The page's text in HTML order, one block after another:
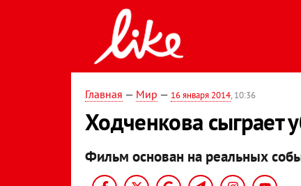
Главная — Мир — 16 января 2014, 10:36
Ходченкова сыграет
Фильм основан на реальных